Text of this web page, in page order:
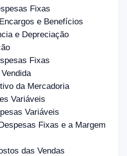
Fixas
e Benefícios
e Depreciação
Fixas
da Mercadoria
Variáveis
Variáveis
Fixas e a Margem
das Vendas